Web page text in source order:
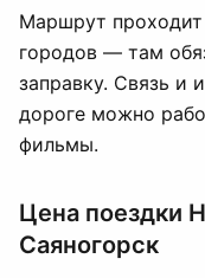
Маршрут проходит
городов — там
заправку. Связь и
дороге можно
фильмы.
Цена поездки
Саяногорск